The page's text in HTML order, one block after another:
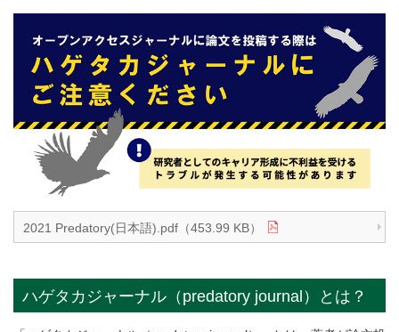
2021 Predatory(日本語).pdf（453.99 KB）
ハゲタカジャーナル（predatory journal）とは？